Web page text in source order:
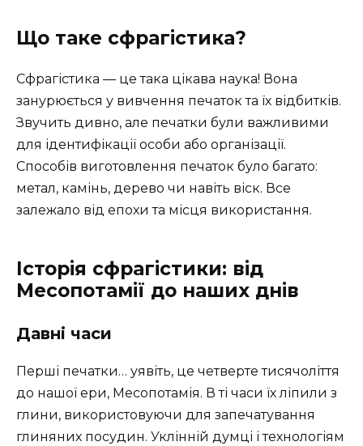
Що таке сфрагістика?
Сфрагістика — це така цікава наука! Вона
занурюється у вивчення печаток та їх відбитків.
Звучить дивно, але печатки були важливими
для ідентифікації особи або організації.
Способів виготовлення печаток було багато:
метал, камінь, дерево чи навіть віск. Все
залежало від епохи та місця використання.
Історія сфрагістики: від
Месопотамії до наших днів
Давні часи
Перші печатки… уявіть, це четверте тисячоліття
до нашої ери, Месопотамія. В ті часи їх ліпили з
глини, використовуючи для запечатування
глиняних посудин. Уклінній думці і технологіям